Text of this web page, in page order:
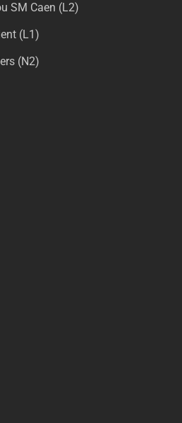
SM Caen (L2)
(L1)
(N2)